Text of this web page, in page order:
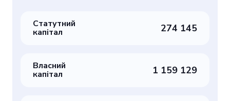
Статутний
капітал 274 145
Власний
капітал 1 159 129